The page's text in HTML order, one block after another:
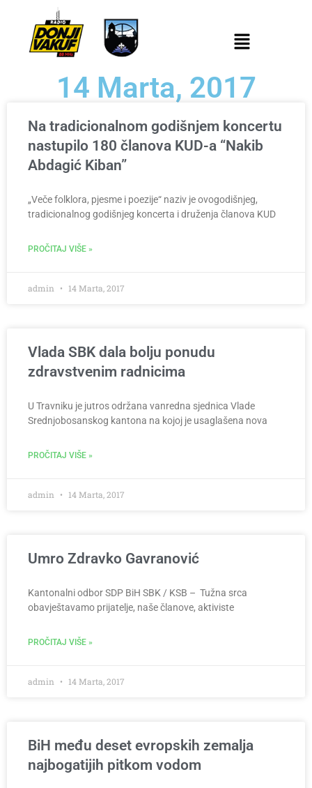
14 Marta, 2017
Na tradicionalnom godišnjem koncertu
nastupilo 180 članova KUD-a “Nakib
Abdagić Kiban”
„Veče folklora, pjesme i poezije“ naziv je ovogodišnjeg,
tradicionalnog godišnjeg koncerta i druženja članova KUD
PROČITAJ VIŠE »
admin 14 Marta, 2017
Vlada SBK dala bolju ponudu
zdravstvenim radnicima
U Travniku je jutros održana vanredna sjednica Vlade
Srednjobosanskog kantona na kojoj je usaglašena nova
PROČITAJ VIŠE »
admin 14 Marta, 2017
Umro Zdravko Gavranović
Kantonalni odbor SDP BiH SBK / KSB – Tužna srca
obavještavamo prijatelje, naše članove, aktiviste
PROČITAJ VIŠE »
admin 14 Marta, 2017
BiH među deset evropskih zemalja
najbogatijih pitkom vodom